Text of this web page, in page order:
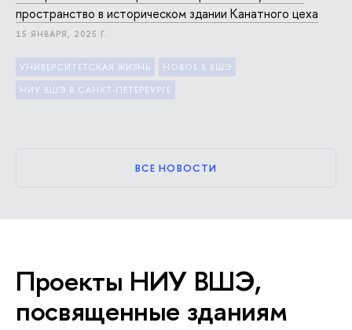
пространство в историческом здании Канатного цеха
15 ЯНВАРЯ, 2025 Г.
УНИВЕРСИТЕТСКАЯ ЖИЗНЬ НОВОЕ В ВШЭ
НИУ ВШЭ В САНКТ-ПЕТЕРБУРГЕ
ВСЕ НОВОСТИ
Проекты НИУ ВШЭ,
посвященные зданиям